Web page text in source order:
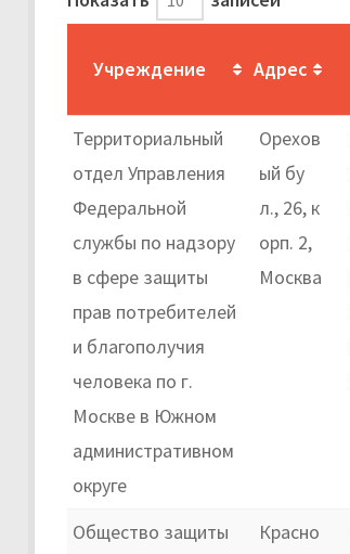
Учреждение Адрес
Территориальный
отдел Управления
Федеральной
службы по надзору
в сфере защиты
прав потребителей
и благополучия
человека по г.
Москве в Южном
административном
округе
Орехов
ый бу
л., 26, к
орп. 2,
Москва
Общество защиты
Красно